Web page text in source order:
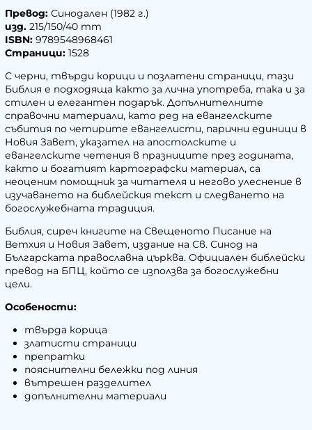
Превод: Синодален (1982 г.)
изд. 215/150/40 mm
ISBN: 9789548968461
Страници: 1528
С черни, твърди корици и позлатени страници, тази
Библия е подходяща както за лична употреба, така и за
стилен и елегантен подарък. Допълнителните
справочни материали, като ред на евангелските
събития по четирите евангелисти, парични единици в
Новия Завет, указател на апостолските и
евангелските четения в празниците през годината,
както и богатият картографски материал, са
неоценим помощник за читателя и негово улеснение в
изучаването на библейския текст и следването на
богослужебната традиция.
Библия, сиреч книгите на Свещеното Писание на
Ветхия и Новия Завет, издание на Св. Синод на
Българската православна църква. Официален библейски
превод на БПЦ, който се използва за богослужебни
цели.
Особености:
твърда корица
златисти страници
препратки
пояснителни бележки под линия
вътрешен разделител
допълнителни материали